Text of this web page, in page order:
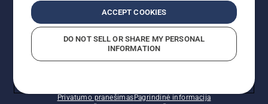
© „Husqvarna AB“ (leid). Visos teisės priklauso autoriui.
Nurodoma rekomenduojama mažmeninė kaina (RMK),
įskaitant PVM. RMK yra kaina, už kurią gamintojas
rekomenduoja pardavėjui parduoti prekę. UAB
"Husqvarna Lietuva" prekių vartotojams neparduoda,
Privatumo pranešimasPagrindinė informacija
ACCEPT COOKIES
DO NOT SELL OR SHARE MY PERSONAL
INFORMATION